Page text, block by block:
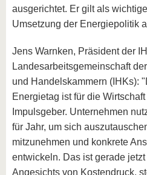
ausgerichtet. Er gilt als
Umsetzung der Energiepolitik
Jens Warnken, Präsident der
Landesarbeitsgemeinschaft
und Handelskammern (IHKs):
Energietag ist für die
Impulsgeber. Unternehmen
für Jahr, um sich
mitzunehmen und konkrete
entwickeln. Das ist gerade
Angesichts von Kostendruck,